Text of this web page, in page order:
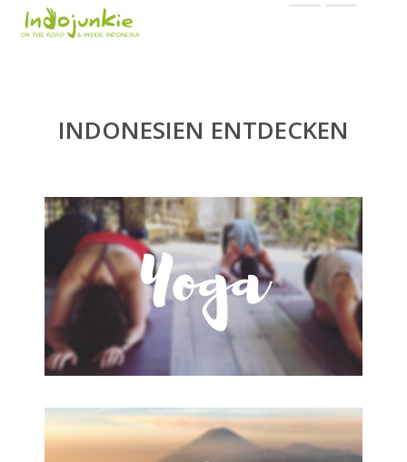
INDONESIEN ENTDECKEN